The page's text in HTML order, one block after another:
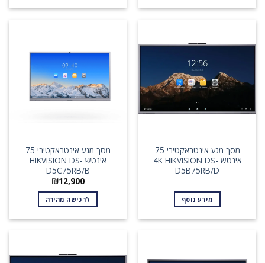
מסך מגע אינטראקטיבי 75
אינטש 4K HIKVISION DS-
D5B75RB/D
מידע נוסף
מסך מגע אינטראקטיבי 75
אינטש HIKVISION DS-
D5C75RB/B
₪12,900
לרכישה מהירה